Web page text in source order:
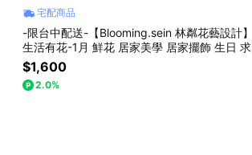
宅配商品
-限台中配送-【Blooming.sein 林粼花藝設計】
生活有花-1月 鮮花 居家美學 居家擺飾 生日 求
婚 節日禮物
$1,600
2.0%